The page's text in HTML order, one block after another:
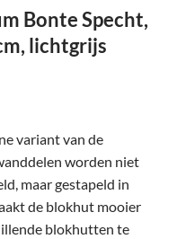
Bonte Specht,
lichtgrijs
6.788,00.
variant van de
worden niet
maar gestapeld in
de blokhut mooier
blokhutten te